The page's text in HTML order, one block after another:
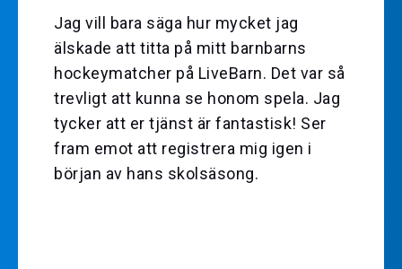
Jag vill bara säga hur mycket jag
älskade att titta på mitt barnbarns
hockeymatcher på LiveBarn. Det var så
trevligt att kunna se honom spela. Jag
tycker att er tjänst är fantastisk! Ser
fram emot att registrera mig igen i
början av hans skolsäsong.